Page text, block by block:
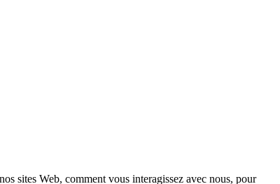
sites Web, comment vous interagissez avec nous, pour